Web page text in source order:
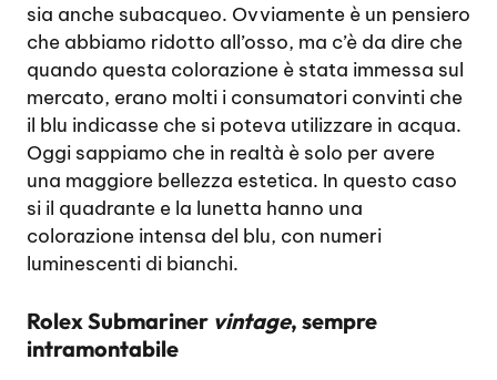
sia anche subacqueo. Ovviamente è un pensiero
che abbiamo ridotto all’osso, ma c’è da dire che
quando questa colorazione è stata immessa sul
mercato, erano molti i consumatori convinti che
il blu indicasse che si poteva utilizzare in acqua.
Oggi sappiamo che in realtà è solo per avere
una maggiore bellezza estetica. In questo caso
si il quadrante e la lunetta hanno una
colorazione intensa del blu, con numeri
luminescenti di bianchi.
Rolex Submariner vintage, sempre
intramontabile